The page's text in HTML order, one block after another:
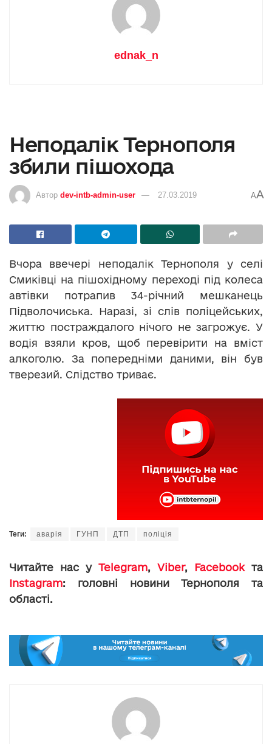
ednak_n
Неподалік Тернополя
збили пішохода
Автор dev-intb-admin-user 27.03.2019 AA
Вчора ввечері неподалік Тернополя у селі
Смиківці на пішохідному переході під колеса
автівки потрапив 34-річний мешканець
Підволочиська. Наразі, зі слів поліцейських,
життю постраждалого нічого не загрожує. У
водія взяли кров, щоб перевірити на вміст
алкоголю. За попередніми даними, він був
тверезий. Слідство триває.
Теги: аварія ГУНП ДТП поліція
Читайте нас у Telegram, Viber, Facebookта
Instagram: головні новини Тернополя та
області.